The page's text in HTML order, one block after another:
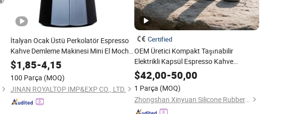
İtalyan Ocak Üstü Perkolatör Espresso
Kahve Demleme Makinesi Mini El Mocha
Alüminyum Moka Pot Seti Ev Kampı için
$1,85-4,15
100 Parça (MOQ)
JINAN ROYALTOP IMP&EXP CO., LTD.
Certified
OEM Üretici Kompakt Taşınabilir
Elektrikli Kapsül Espresso Kahve
Makinesi Seyahat ve Açık Hava
Maceraları için CE
$42,00-50,00
1 Parça (MOQ)
Zhongshan Xinyuan Silicone Rubber Co., Ltd.